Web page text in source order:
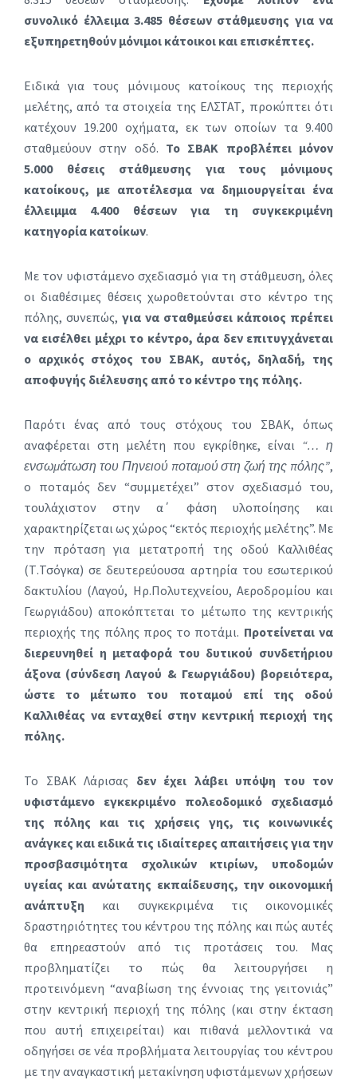
συνολικό έλλειμα 3.485 θέσεων στάθμευσης για να
εξυπηρετηθούν μόνιμοι κάτοικοι και επισκέπτες.
Ειδικά για τους μόνιμους κατοίκους της περιοχής
μελέτης, από τα στοιχεία της ΕΛΣΤΑΤ, προκύπτει ότι
κατέχουν 19.200 οχήματα, εκ των οποίων τα 9.400
σταθμεύουν στην οδό. Το ΣΒΑΚ προβλέπει μόνον
5.000 θέσεις στάθμευσης για τους μόνιμους
κατοίκους, με αποτέλεσμα να δημιουργείται ένα
έλλειμμα 4.400 θέσεων
για τη συγκεκριμένη
κατηγορία κατοίκων.
Με τον υφιστάμενο σχεδιασμό για τη στάθμευση, όλες
οι διαθέσιμες θέσεις χωροθετούνται στο κέντρο της
πόλης, συνεπώς, για να σταθμεύσει κάποιος πρέπει
να εισέλθει μέχρι το κέντρο, άρα δεν επιτυγχάνεται
ο αρχικός στόχος του ΣΒΑΚ, αυτός, δηλαδή, της
αποφυγής διέλευσης από το κέντρο της πόλης.
Παρότι ένας από τους στόχους του ΣΒΑΚ, όπως
αναφέρεται στη μελέτη που εγκρίθηκε, είναι “… η
ενσωμάτωση του Πηνειού ποταμού στη ζωή της πόλης”,
ο ποταμός δεν “συμμετέχει” στον σχεδιασμό του,
τουλάχιστον στην α΄ φάση υλοποίησης και
χαρακτηρίζεται ως χώρος “εκτός περιοχής μελέτης”. Με
την πρόταση για μετατροπή της οδού Καλλιθέας
(Τ.Τσόγκα) σε δευτερεύουσα αρτηρία του εσωτερικού
δακτυλίου (Λαγού, Ηρ.Πολυτεχνείου, Αεροδρομίου και
Γεωργιάδου) αποκόπτεται το μέτωπο της κεντρικής
περιοχής της πόλης προς το ποτάμι. Προτείνεται να
διερευνηθεί η μεταφορά του δυτικού συνδετήριου
άξονα (σύνδεση Λαγού & Γεωργιάδου) βορειότερα,
ώστε το μέτωπο του ποταμού επί της οδού
Καλλιθέας να ενταχθεί στην κεντρική περιοχή της
πόλης.
Το ΣΒΑΚ Λάρισας δεν έχει λάβει υπόψη του τον
υφιστάμενο εγκεκριμένο πολεοδομικό σχεδιασμό
της πόλης και τις χρήσεις γης, τις κοινωνικές
ανάγκες και ειδικά τις ιδιαίτερες απαιτήσεις για την
προσβασιμότητα σχολικών κτιρίων, υποδομών
υγείας και ανώτατης εκπαίδευσης, την οικονομική
ανάπτυξη και συγκεκριμένα τις οικονομικές
δραστηριότητες του κέντρου της πόλης και πώς αυτές
θα επηρεαστούν από τις προτάσεις του. Μας
προβληματίζει το πώς θα λειτουργήσει η
προτεινόμενη “αναβίωση της έννοιας της γειτονιάς”
στην κεντρική περιοχή της πόλης (και στην έκταση
που αυτή επιχειρείται) και πιθανά μελλοντικά να
οδηγήσει σε νέα προβλήματα λειτουργίας του κέντρου
με την αναγκαστική μετακίνηση υφιστάμενων χρήσεων